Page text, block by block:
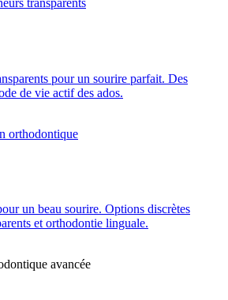
pour un sourire parfait. Des
de vie actif des ados.
un beau sourire. Options discrètes
et orthodontie linguale.